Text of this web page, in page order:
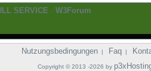
SERVICE - W3Forum
Nutzungsbedingungen | Faq |
Copyright © 2013 -2026 by